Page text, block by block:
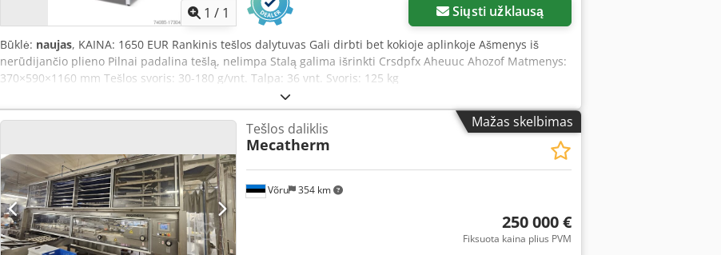
1 / 1 Siųsti užklausą
Būklė: naujas, KAINA: 1650 EUR Rankinis tešlos dalytuvas Gali dirbti bet kokioje aplinkoje Ašmenys iš
nerūdijančio plieno Pilnai padalina tešlą, nelimpa Stalą galima išrinkti Crsdpfx Aheuuc Ahozof Matmenys:
370×590×1160 mm Tešlos svoris: 30-180 g/vnt. Talpa: 36 vnt. Svoris: 125 kg
Mažas skelbimas
Võru 354 km
Tešlos daliklis
Mecatherm
250 000 €
Fiksuota kaina plius PVM